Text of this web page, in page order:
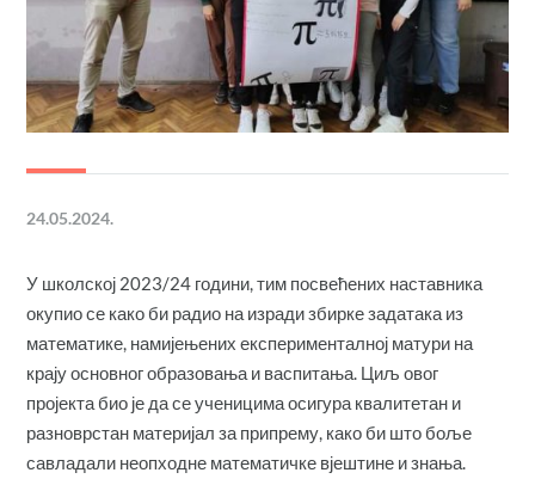
24.05.2024.
У школској 2023/24 години, тим посвећених наставника
окупио се како би радио на изради збирке задатака из
математике, намијењених експерименталној матури на
крају основног образовања и васпитања. Циљ овог
пројекта био је да се ученицима осигура квалитетан и
разноврстан материјал за припрему, како би што боље
савладали неопходне математичке вјештине и знања.